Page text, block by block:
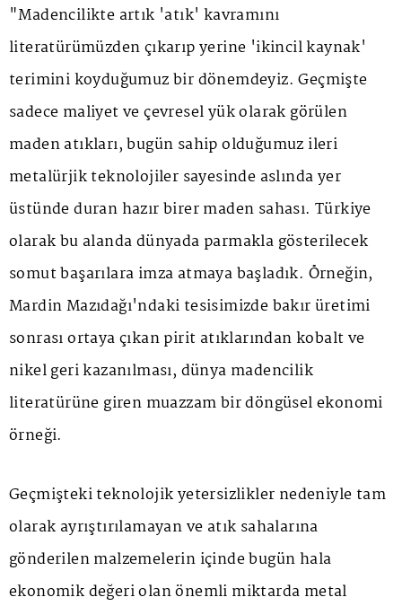
"Madencilikte artık 'atık' kavramını
literatürümüzden çıkarıp yerine 'ikincil kaynak'
terimini koyduğumuz bir dönemdeyiz. Geçmişte
sadece maliyet ve çevresel yük olarak görülen
maden atıkları, bugün sahip olduğumuz ileri
metalürjik teknolojiler sayesinde aslında yer
üstünde duran hazır birer maden sahası. Türkiye
olarak bu alanda dünyada parmakla gösterilecek
somut başarılara imza atmaya başladık. Örneğin,
Mardin Mazıdağı'ndaki tesisimizde bakır üretimi
sonrası ortaya çıkan pirit atıklarından kobalt ve
nikel geri kazanılması, dünya madencilik
literatürüne giren muazzam bir döngüsel ekonomi
örneği.
Geçmişteki teknolojik yetersizlikler nedeniyle tam
olarak ayrıştırılamayan ve atık sahalarına
gönderilen malzemelerin içinde bugün hala
ekonomik değeri olan önemli miktarda metal